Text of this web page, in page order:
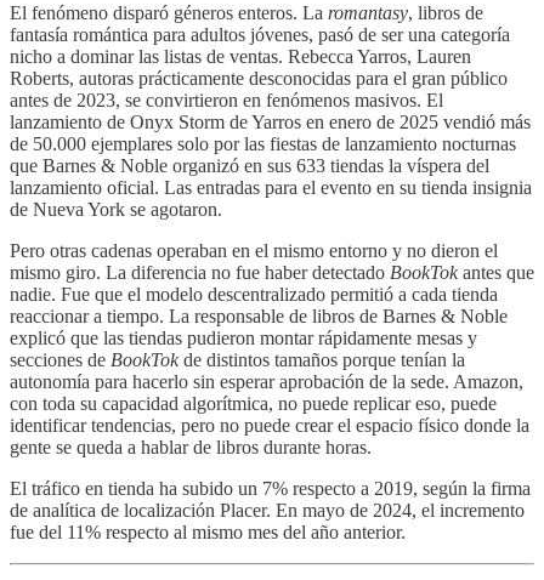
El fenómeno disparó géneros enteros. La romantasy, libros de
fantasía romántica para adultos jóvenes, pasó de ser una categoría
nicho a dominar las listas de ventas. Rebecca Yarros, Lauren
Roberts, autoras prácticamente desconocidas para el gran público
antes de 2023, se convirtieron en fenómenos masivos. El
lanzamiento de Onyx Storm de Yarros en enero de 2025 vendió más
de 50.000 ejemplares solo por las fiestas de lanzamiento nocturnas
que Barnes & Noble organizó en sus 633 tiendas la víspera del
lanzamiento oficial. Las entradas para el evento en su tienda insignia
de Nueva York se agotaron.
Pero otras cadenas operaban en el mismo entorno y no dieron el
mismo giro. La diferencia no fue haber detectado BookTokantes que
nadie. Fue que el modelo descentralizado permitió a cada tienda
reaccionar a tiempo. La responsable de libros de Barnes & Noble
explicó que las tiendas pudieron montar rápidamente mesas y
secciones de BookTokde distintos tamaños porque tenían la
autonomía para hacerlo sin esperar aprobación de la sede. Amazon,
con toda su capacidad algorítmica, no puede replicar eso, puede
identificar tendencias, pero no puede crear el espacio físico donde la
gente se queda a hablar de libros durante horas.
El tráfico en tienda ha subido un 7% respecto a 2019, según la firma
de analítica de localización Placer. En mayo de 2024, el incremento
fue del 11% respecto al mismo mes del año anterior.